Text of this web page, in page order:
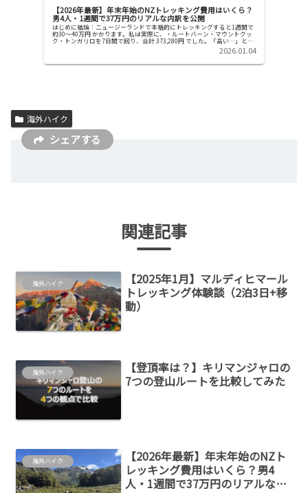
【2026年最新】年末年始のNZトレッキング費用はいくら？
男4人・1週間で37万円のリアルな内訳を公開
はじめに結論：ニュージーランドで本格的にトレッキングすると1週間で
約30〜40万円 かかります。私は実際に、・ルートバーン・マウントクッ
ク・トンガリロを7日間で回り、合計 373,280円 でした。「高い…」と思
2026.01.04
海外ハイク
シェアする
関連記事
海外ハイク
【2025年1月】マルディヒマール
トレッキング体験談（2泊3日+移
動）
海外ハイク
【登頂率は？】キリマンジャロの
7つの登山ルートを比較してみた
海外ハイク
【2026年最新】年末年始のNZト
レッキング費用はいくら？男4
人・1週間で37万円のリアルな内